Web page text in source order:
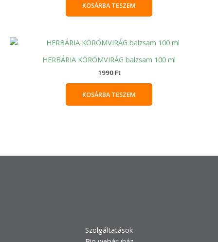
KOSÁRBA TESZEM
HERBÁRIA KÖRÖMVIRÁG balzsam 100 ml
1990 Ft
KOSÁRBA TESZEM
Szolgáltatások